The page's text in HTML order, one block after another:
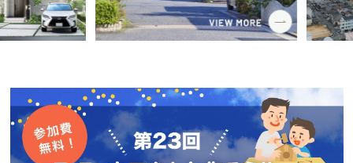
モデルハウス紹介
お客様の声
会社案内